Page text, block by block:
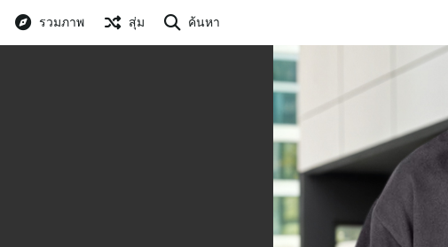
รวมภาพ สุ่ม ค้นหา